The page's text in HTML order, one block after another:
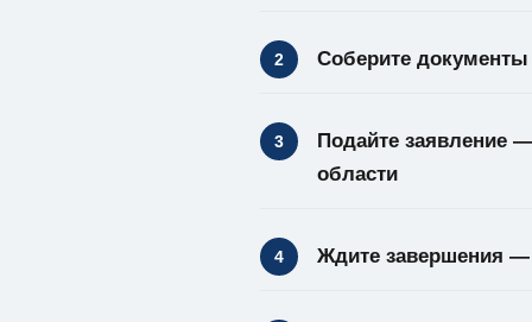
Соберите документы
Подайте заявление —
области
Ждите завершения —